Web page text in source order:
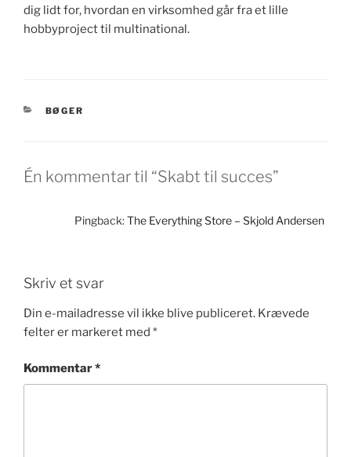
dig lidt for, hvordan en virksomhed går fra et lille
hobbyproject til multinational.
KATEGORIER
BØGER
Én kommentar til “Skabt til succes”
Pingback:The Everything Store – Skjold Andersen
Skriv et svar
Din e-mailadresse vil ikke blive publiceret. Krævede
felter er markeret med *
Kommentar*